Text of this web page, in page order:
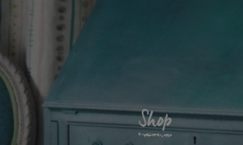
Shop